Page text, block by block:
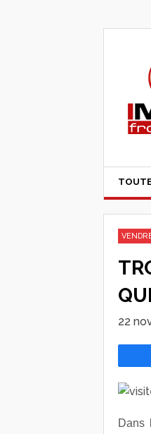
22
Dans